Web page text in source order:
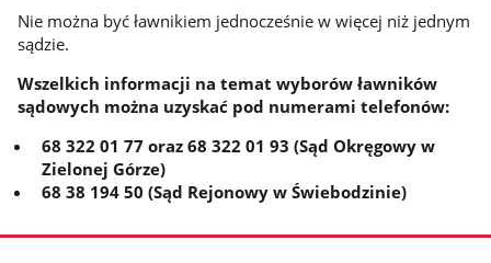
Nie można być ławnikiem jednocześnie w więcej niż jednym
sądzie.
Wszelkich informacji na temat wyborów ławników
sądowych można uzyskać pod numerami telefonów:
68 322 01 77 oraz 68 322 01 93 (Sąd Okręgowy w
Zielonej Górze)
68 38 194 50 (Sąd Rejonowy w Świebodzinie)